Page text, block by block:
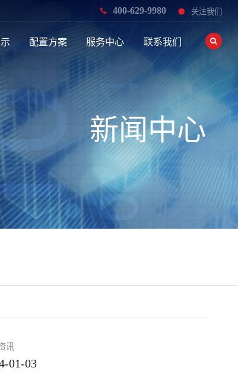
400-629-9980 关注我们
配置方案 服务中心 联系我们
新闻中心
讯
01-03